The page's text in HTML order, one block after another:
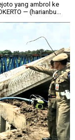
yang ambrol ke
— (harianbu...